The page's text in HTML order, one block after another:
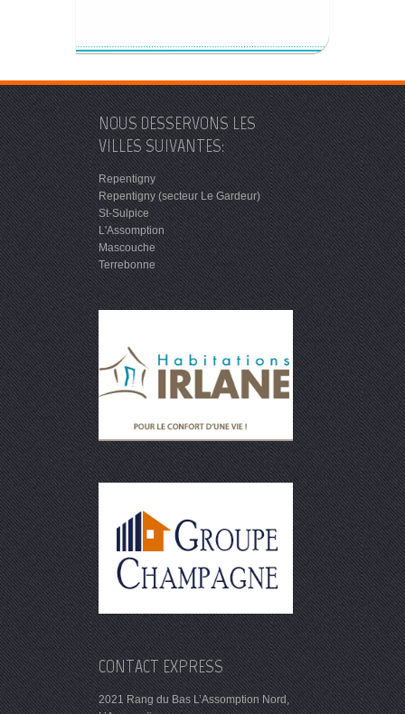
NOUS DESSERVONS LES
VILLES SUIVANTES:
Repentigny
Repentigny (secteur Le Gardeur)
St-Sulpice
L'Assomption
Mascouche
Terrebonne
CONTACT EXPRESS
2021 Rang du Bas L’Assomption Nord,